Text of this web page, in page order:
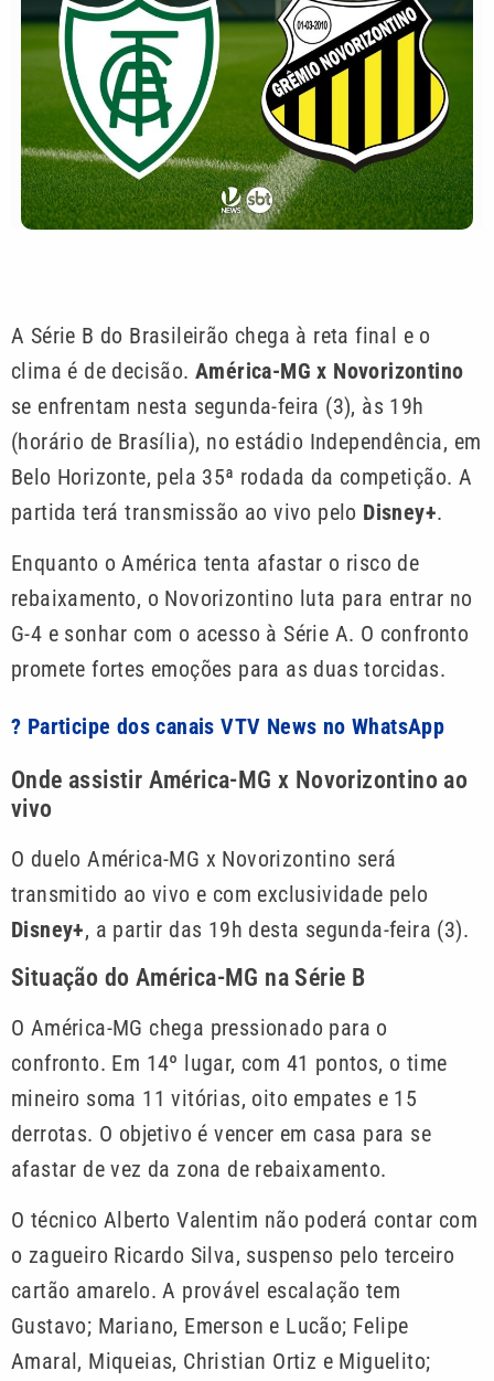
A Série B do Brasileirão chega à reta final e o
clima é de decisão. América-MG x Novorizontino
se enfrentam nesta segunda-feira (3), às 19h
(horário de Brasília), no estádio Independência, em
Belo Horizonte, pela 35ª rodada da competição. A
partida terá transmissão ao vivo pelo Disney+.
Enquanto o América tenta afastar o risco de
rebaixamento, o Novorizontino luta para entrar no
G-4 e sonhar com o acesso à Série A. O confronto
promete fortes emoções para as duas torcidas.
? Participe dos canais VTV News no WhatsApp
Onde assistir América-MG x Novorizontino ao
vivo
O duelo América-MG x Novorizontino será
transmitido ao vivo e com exclusividade pelo
Disney+, a partir das 19h desta segunda-feira (3).
Situação do América-MG na Série B
O América-MG chega pressionado para o
confronto. Em 14º lugar, com 41 pontos, o time
mineiro soma 11 vitórias, oito empates e 15
derrotas. O objetivo é vencer em casa para se
afastar de vez da zona de rebaixamento.
O técnico Alberto Valentim não poderá contar com
o zagueiro Ricardo Silva, suspenso pelo terceiro
cartão amarelo. A provável escalação tem
Gustavo; Mariano, Emerson e Lucão; Felipe
Amaral, Miqueias, Christian Ortiz e Miguelito;